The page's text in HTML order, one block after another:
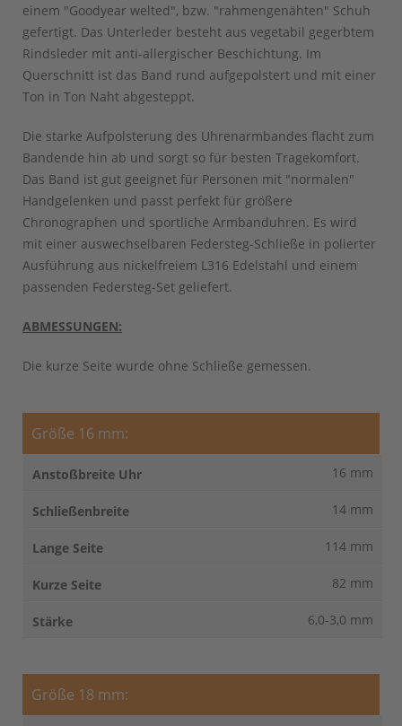
einem "Goodyear welted", bzw. "rahmengenähten" Schuh
gefertigt. Das Unterleder besteht aus vegetabil gegerbtem
Rindsleder mit anti-allergischer Beschichtung. Im
Querschnitt ist das Band rund aufgepolstert und mit einer
Ton in Ton Naht abgesteppt.
Die starke Aufpolsterung des Uhrenarmbandes flacht zum
Bandende hin ab und sorgt so für besten Tragekomfort.
Das Band ist gut geeignet für Personen mit "normalen"
Handgelenken und passt perfekt für größere
Chronographen und sportliche Armbanduhren. Es wird
mit einer auswechselbaren Federsteg-Schließe in polierter
Ausführung aus nickelfreiem L316 Edelstahl und einem
passenden Federsteg-Set geliefert.
ABMESSUNGEN:
Die kurze Seite wurde ohne Schließe gemessen.
Größe 16 mm:
16 mm
14 mm
114 mm
82 mm
6,0-3,0 mm
Größe 18 mm: